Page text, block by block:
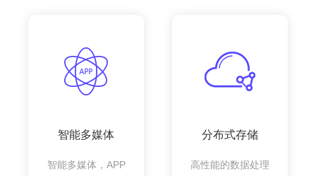
智能多媒体
智能多媒体，APP
分布式存储
高性能的数据处理